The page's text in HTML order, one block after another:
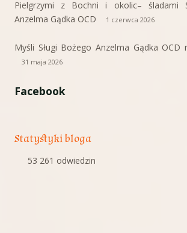
Pielgrzymi z Bochni i okolic– śladami
Anzelma Gądka OCD
1 czerwca 2026
Myśli Sługi Bożego Anzelma Gądka OCD
31 maja 2026
Facebook
Statystyki bloga
53 261 odwiedzin